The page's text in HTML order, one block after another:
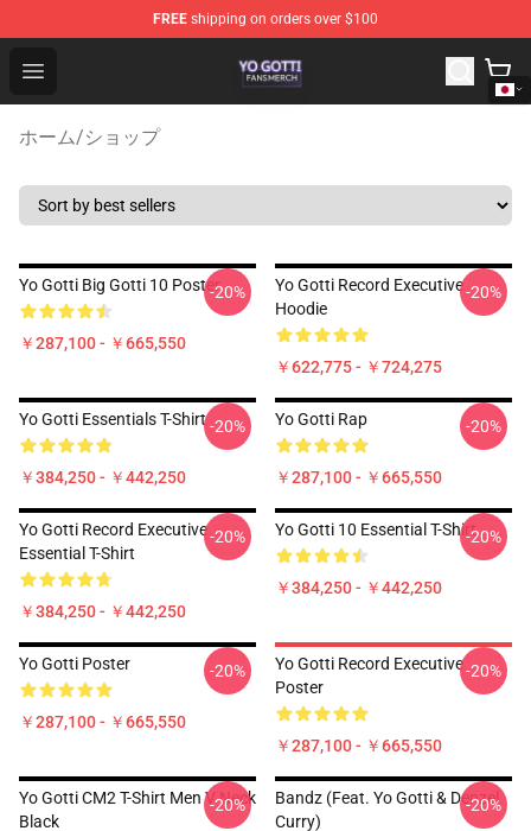
FREE shipping on orders over $100
Open menu
Yo Gotti Shop - Official Yo Gotti Merchandise Store
ホーム/ショップ
Yo Gotti Big Gotti 10 Poster
￥287,100 - ￥665,550
-20%
Yo Gotti Record Executive
Hoodie
￥622,775 - ￥724,275
-20%
Yo Gotti Essentials T-Shirt
￥384,250 - ￥442,250
-20% Yo Gotti Rap
￥287,100 - ￥665,550
-20%
Yo Gotti Record Executive
Essential T-Shirt
￥384,250 - ￥442,250
-20% Yo Gotti 10 Essential T-Shirt
￥384,250 - ￥442,250
-20%
Yo Gotti Poster
￥287,100 - ￥665,550
-20%
Yo Gotti Record Executive
Poster
￥287,100 - ￥665,550
-20%
Yo Gotti CM2 T-Shirt Men V Neck
Black
-20%
Bandz (feat. Yo Gotti & Denzel
Curry)
-20%